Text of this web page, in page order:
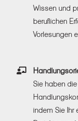
Wissen und
beruflichen
Vorlesungen
Sie haben
indem Sie Ihr